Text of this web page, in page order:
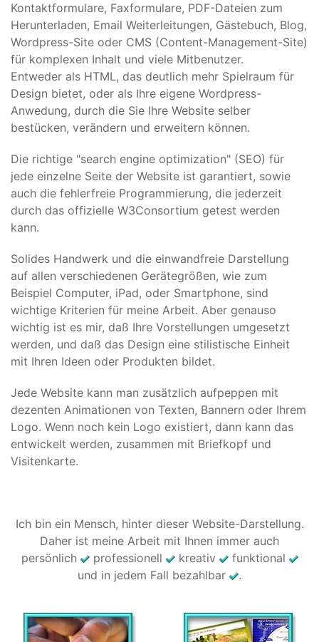
Kontaktformulare, Faxformulare, PDF-Dateien zum
Herunterladen, Email Weiterleitungen, Gästebuch, Blog,
Wordpress-Site oder CMS (Content-Management-Site)
für komplexen Inhalt und viele Mitbenutzer.
Entweder als HTML, das deutlich mehr Spielraum für
Design bietet, oder als Ihre eigene Wordpress-
Anwedung, durch die Sie Ihre Website selber
bestücken, verändern und erweitern können.
Die richtige "search engine optimization" (SEO) für
jede einzelne Seite der Website ist garantiert, sowie
auch die fehlerfreie Programmierung, die jederzeit
durch das offizielle W3Consortium getest werden
kann.
Solides Handwerk und die einwandfreie Darstellung
auf allen verschiedenen Gerätegrößen, wie zum
Beispiel Computer, iPad, oder Smartphone, sind
wichtige Kriterien für meine Arbeit. Aber genauso
wichtig ist es mir, daß Ihre Vorstellungen umgesetzt
werden, und daß das Design eine stilistische Einheit
mit Ihren Ideen oder Produkten bildet.
Jede Website kann man zusätzlich aufpeppen mit
dezenten Animationen von Texten, Bannern oder Ihrem
Logo. Wenn noch kein Logo existiert, dann kann das
entwickelt werden, zusammen mit Briefkopf und
Visitenkarte.
Ich bin ein Mensch, hinter dieser Website-Darstellung.
Daher ist meine Arbeit mit Ihnen immer auch
persönlich
professionell kreativ
funktional
und in jedem Fall bezahlbar
.